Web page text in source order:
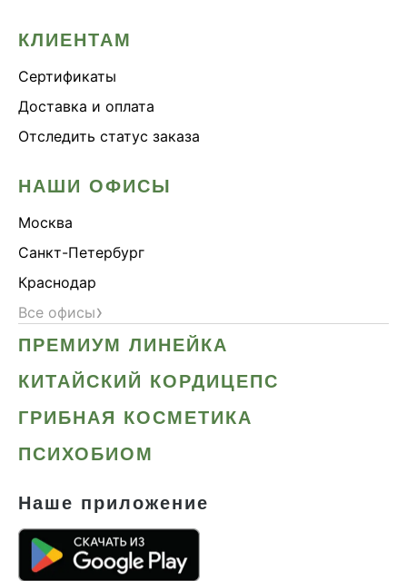
КЛИЕНТАМ
Сертификаты
Доставка и оплата
Отследить статус заказа
НАШИ ОФИСЫ
Москва
Санкт-Петербург
Краснодар
Все офисы›
ПРЕМИУМ ЛИНЕЙКА
КИТАЙСКИЙ КОРДИЦЕПС
ГРИБНАЯ КОСМЕТИКА
ПСИХОБИОМ
Наше приложение